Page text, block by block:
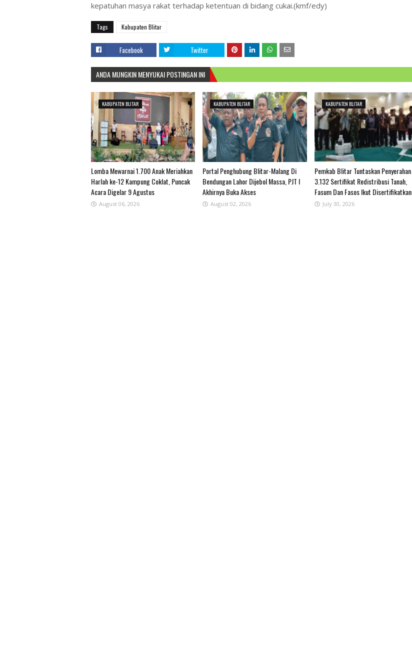
kepatuhan masya rakat terhadap ketentuan di bidang cukai.(kmf/edy)
Tags Kabupaten Blitar
Facebook Twitter
ANDA MUNGKIN MENYUKAI POSTINGAN INI
KABUPATEN BLITAR
Lomba Mewarnai 1.700 Anak Meriahkan
Harlah ke-12 Kampung Coklat, Puncak
Acara Digelar 9 Agustus
August 06, 2026
KABUPATEN BLITAR
Portal Penghubung Blitar-Malang Di
Bendungan Lahor Dijebol Massa, PJT I
Akhirnya Buka Akses
August 02, 2026
KABUPATEN BLITAR
Pemkab Blitar Tuntaskan Penyerahan
3.132 Sertifikat Redistribusi Tanah,
Fasum Dan Fasos Ikut Disertifikatkan
July 30, 2026